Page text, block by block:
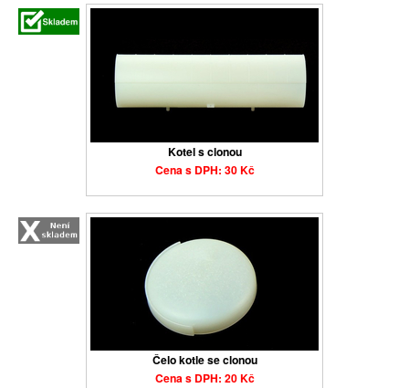
Kotel s clonou
Cena s DPH: 30 Kč
Čelo kotle se clonou
Cena s DPH: 20 Kč